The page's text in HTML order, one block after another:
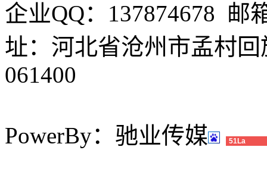
企业QQ：137874678 邮
址：河北省沧州市孟村
061400
PowerBy：驰业传媒 51La